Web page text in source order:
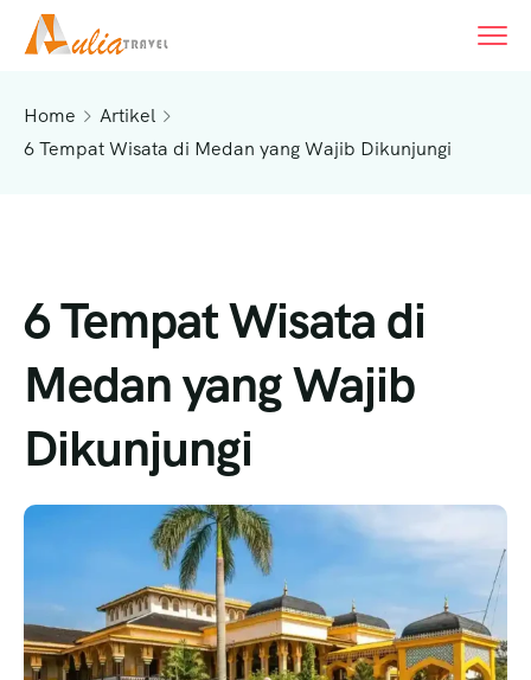
Home
Artikel
6 Tempat Wisata di Medan yang Wajib Dikunjungi
6 Tempat Wisata di
Medan yang Wajib
Dikunjungi